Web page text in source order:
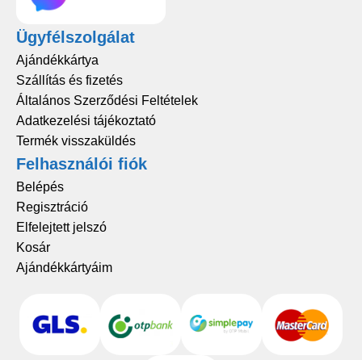
Ügyfélszolgálat
Ajándékkártya
Szállítás és fizetés
Általános Szerződési Feltételek
Adatkezelési tájékoztató
Termék visszaküldés
Felhasználói fiók
Belépés
Regisztráció
Elfelejtett jelszó
Kosár
Ajándékkártyáim